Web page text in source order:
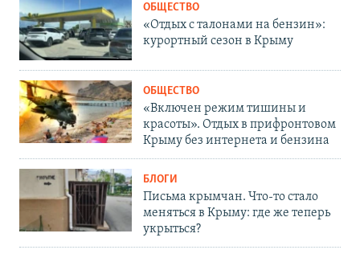
ОБЩЕСТВО
«Отдых с талонами на бензин»:
курортный сезон в Крыму
ОБЩЕСТВО
«Включен режим тишины и
красоты». Отдых в прифронтовом
Крыму без интернета и бензина
БЛОГИ
Письма крымчан. Что-то стало
меняться в Крыму: где же теперь
укрыться?